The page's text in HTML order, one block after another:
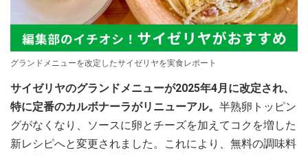
グランドメニューを改定したサイゼリヤを実食レポート
サイゼリヤのグランドメニューが2025年4月に改定され、
特に定番のカルボナーラがリニューアル。 半熟卵トッピン
グがなくなり、ソースに卵とチーズを加えてコクを増した
新レシピへと変更されました。これにより、無料の調味料